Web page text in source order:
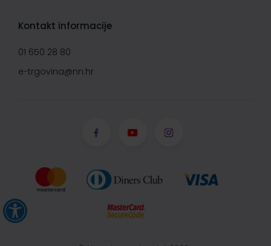
Kontakt informacije
01 650 28 80
e-trgovina@nn.hr